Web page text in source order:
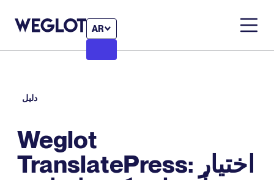
AR
دليل
Weglot
TranslatePress: اختيار